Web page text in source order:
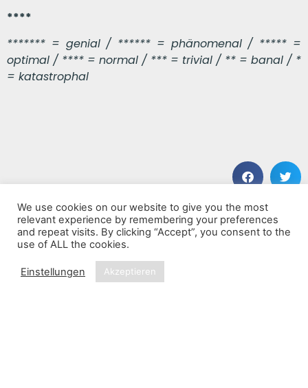
****
******* = genial / ****** = phänomenal / ***** =
optimal / **** = normal / *** = trivial / ** = banal / *
= katastrophal
VORHERIGER BEITRAG
Para Bellum
NÄCHSTER BEITRAG
Leid
We use cookies on our website to give you the most
relevant experience by remembering your preferences
and repeat visits. By clicking “Accept”, you consent to the
use of ALL the cookies.
Einstellungen Akzeptieren